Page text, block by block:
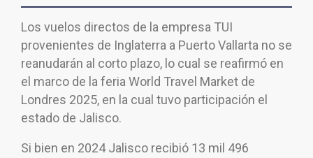
Los vuelos directos de la empresa TUI
provenientes de Inglaterra a Puerto Vallarta no se
reanudarán al corto plazo, lo cual se reafirmó en
el marco de la feria World Travel Market de
Londres 2025, en la cual tuvo participación el
estado de Jalisco.
Si bien en 2024 Jalisco recibió 13 mil 496